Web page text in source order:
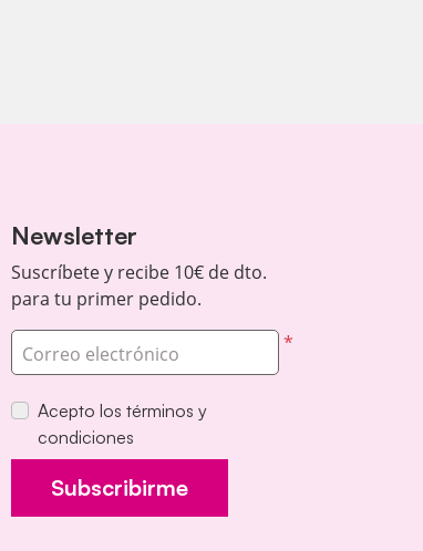
Newsletter
Suscríbete y recibe 10€ de dto.
para tu primer pedido.
*
Correo electrónico
Acepto los términos y
condiciones
Subscribirme